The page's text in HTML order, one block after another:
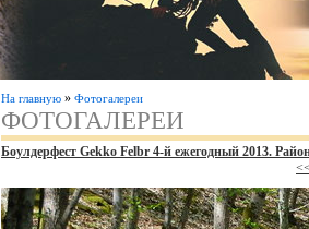
На главную » Фотогалереи
ФОТОГАЛЕРЕИ
Боулдерфест Gekko Felbr 4-й ежегодный 2013.